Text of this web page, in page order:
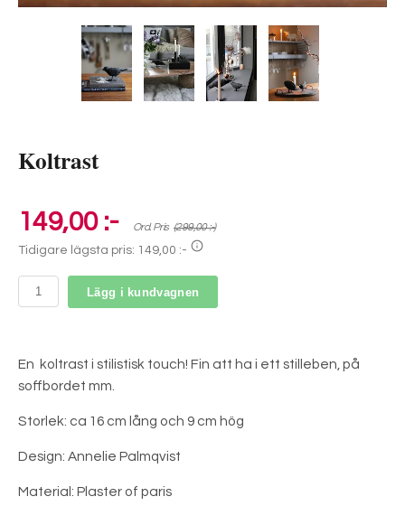
Koltrast
149,00 :- Ord. Pris (299,00 :-)
Tidigare lägsta pris: 149,00 :-
Lägg i kundvagnen
En koltrast i stilistisk touch! Fin att ha i ett stilleben, på
soffbordet mm.
Storlek: ca 16 cm lång och 9 cm hög
Design: Annelie Palmqvist
Material: Plaster of paris